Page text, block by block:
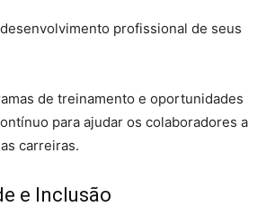
profissional de seus
de treinamento e oportunidades
para ajudar os colaboradores a
carreiras.
e Inclusão